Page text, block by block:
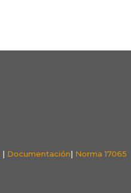
| Documentación| Norma 17065